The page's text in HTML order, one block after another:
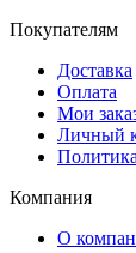
Покупателям
Доставка
Оплата
Мои
Личный
Компания
О